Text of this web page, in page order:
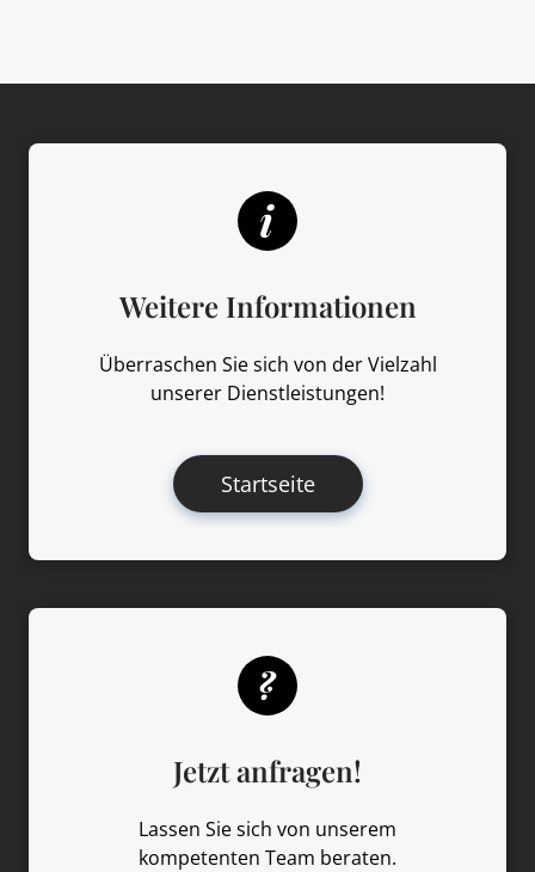
Weitere Informationen
Überraschen Sie sich von der Vielzahl
unserer Dienstleistungen!
Startseite
Jetzt anfragen!
Lassen Sie sich von unserem
kompetenten Team beraten.